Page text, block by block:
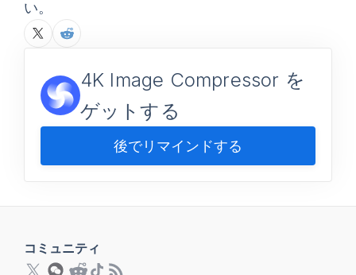
い。
4K Image Compressor を
ゲットする
後でリマインドする
コミュニティ